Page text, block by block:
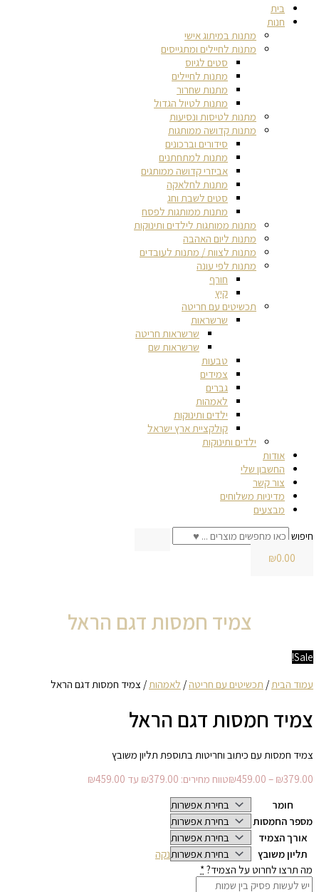
בית
חנות
מתנות במיתוג אישי
מתנות לחיילים ומתגייסים
סטים לגיוס
מתנות לחיילים
מתנות שחרור
מתנות לטיול הגדול
מתנות לטיסות ונסיעות
מתנות קדושה ממותגות
סידורים וברכונים
מתנות למתחתנים
אביזרי קדושה ממותגים
מתנות לחלאקה
סטים לשבת וחג
מתנות ממותגות לפסח
מתנות ממותגות לילדים ותינוקות
מתנות ליום האהבה
מתנות לצוות / מתנות לעובדים
מתנות לפי עונה
חורף
קיץ
תכשיטים עם חריטה
שרשראות
שרשראות חריטה
שרשראות שם
טבעות
צמידים
גברים
לאמהות
ילדים ותינוקות
קולקציית ארץ ישראל
ילדים ותינוקות
אודות
החשבון שלי
צור קשר
מדיניות משלוחים
מבצעים
חיפוש
₪0.00
צמיד חמסות דגם הראל
Sale!
עמוד הבית/ תכשיטים עם חריטה/ לאמהות/ צמיד חמסות דגם הראל
צמיד חמסות דגם הראל
צמיד חמסות עם כיתוב וחריטות בתוספת תליון משובץ
₪379.00
–
₪459.00
טווח מחירים: ⁦₪379.00⁩ עד ⁦₪459.00⁩
חומר
מספר החמסות
אורך הצמיד
תליון משובץ
נקה
מה תרצו לחרוט על הצמיד?*